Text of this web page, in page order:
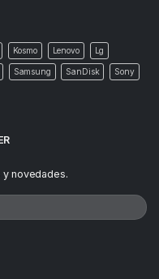
Kosmo Lenovo Lg
Samsung SanDisk Sony
novedades.